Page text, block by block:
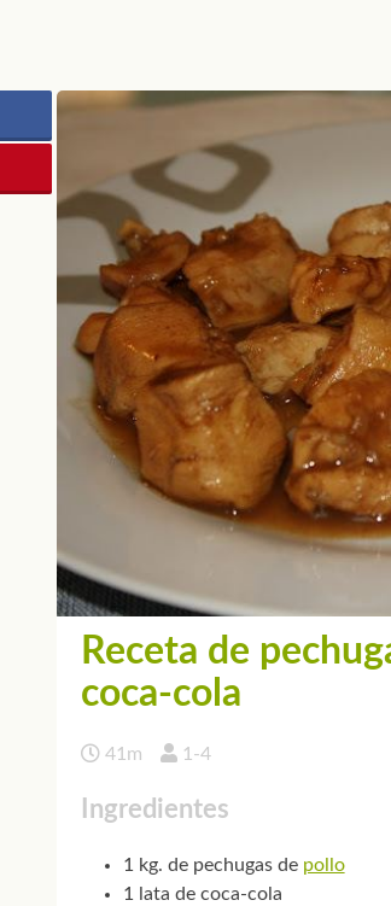
Receta de
coca-cola
41m 1-4
Ingredientes
1 kg. de pechugas de pollo
1 lata de coca-cola